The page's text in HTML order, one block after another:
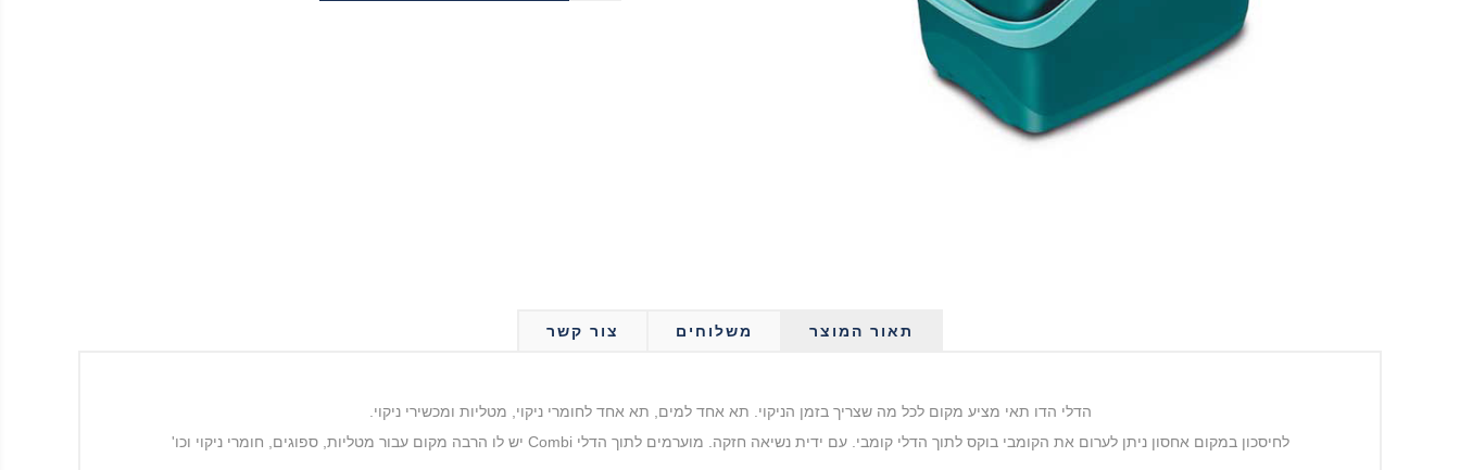
תאור המוצר משלוחים צור קשר
הדלי הדו תאי מציע מקום לכל מה שצריך בזמן הניקוי. תא אחד למים, תא אחד לחומרי ניקוי, מטליות ומכשירי ניקוי.
לחיסכון במקום אחסון ניתן לערום את הקומבי בוקס לתוך הדלי קומבי. עם ידית נשיאה חזקה. מוערמים לתוך הדלי Combi יש לו הרבה מקום עבור מטליות, ספוגים, חומרי ניקוי וכו'